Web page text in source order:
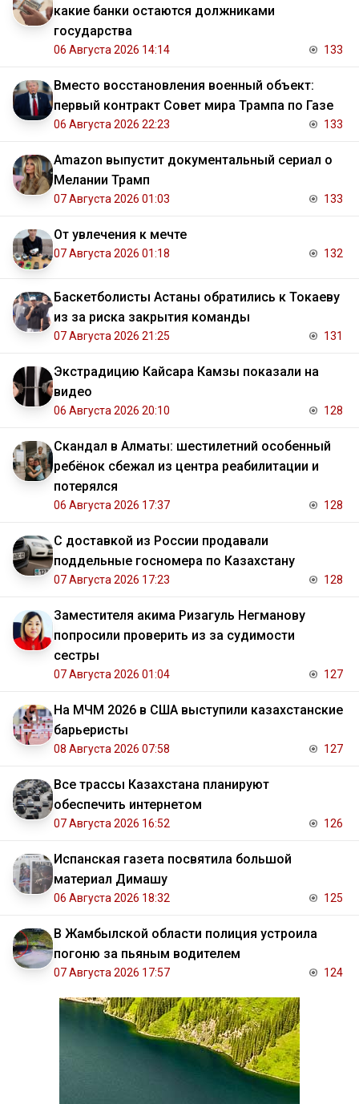
какие банки остаются должниками
государства
06 Августа 2026 14:14 133
Вместо восстановления военный объект:
первый контракт Совет мира Трампа по Газе
06 Августа 2026 22:23 133
Amazon выпустит документальный сериал о
Мелании Трамп
07 Августа 2026 01:03 133
От увлечения к мечте
07 Августа 2026 01:18 132
Баскетболисты Астаны обратились к Токаеву
из за риска закрытия команды
07 Августа 2026 21:25 131
Экстрадицию Кайсара Камзы показали на
видео
06 Августа 2026 20:10 128
Скандал в Алматы: шестилетний особенный
ребёнок сбежал из центра реабилитации и
потерялся
06 Августа 2026 17:37 128
С доставкой из России продавали
поддельные госномера по Казахстану
07 Августа 2026 17:23 128
Заместителя акима Ризагуль Негманову
попросили проверить из за судимости
сестры
07 Августа 2026 01:04 127
На МЧМ 2026 в США выступили казахстанские
барьеристы
08 Августа 2026 07:58 127
Все трассы Казахстана планируют
обеспечить интернетом
07 Августа 2026 16:52 126
Испанская газета посвятила большой
материал Димашу
06 Августа 2026 18:32 125
В Жамбылской области полиция устроила
погоню за пьяным водителем
07 Августа 2026 17:57 124